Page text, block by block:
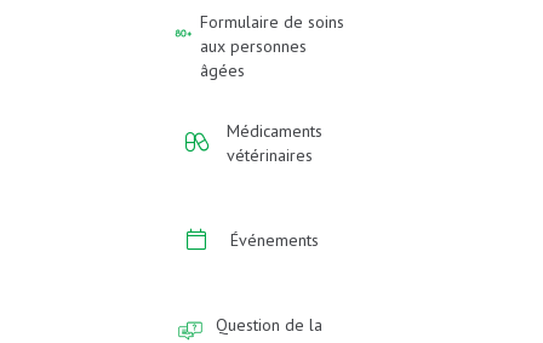
Formulaire de soins
aux personnes
âgées
Médicaments
vétérinaires
Événements
Question de la